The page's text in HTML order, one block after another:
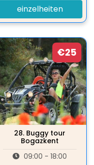
einzelheiten
€25
28. Buggy tour
Bogazkent
09:00 - 18:00